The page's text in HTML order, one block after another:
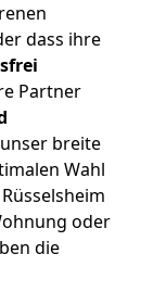
dass ihre
Partner
breite
Wahl
oder
die